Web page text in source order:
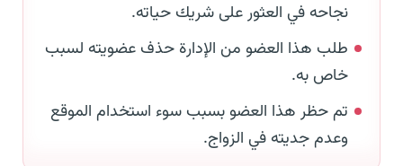
نجاحه في العثور على شريك حياته.
طلب هذا العضو من الإدارة حذف عضويته لسبب
خاص به.
تم حظر هذا العضو بسبب سوء استخدام الموقع
وعدم جديته في الزواج.